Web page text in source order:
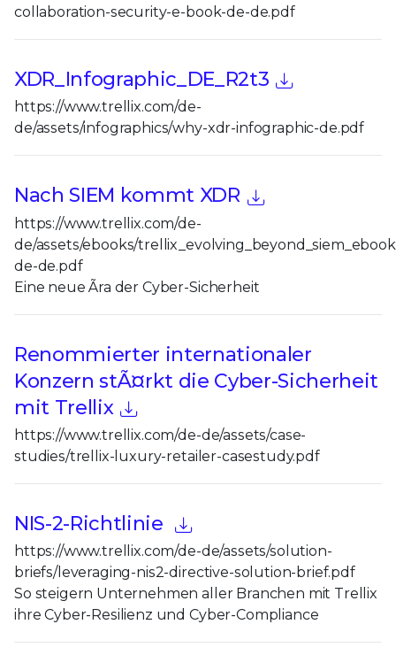
collaboration-security-e-book-de-de.pdf
XDR_Infographic_DE_R2t3
https://www.trellix.com/de-
de/assets/infographics/why-xdr-infographic-de.pdf
Nach SIEM kommt XDR
https://www.trellix.com/de-
de/assets/ebooks/
de-de.pdf
Eine neue Ãra der Cyber-Sicherheit
Renommierter internationaler
Konzern stÃ¤rkt die Cyber-Sicherheit
mit Trellix
https://www.trellix.com/de-de/assets/case-
studies/trellix-luxury-retailer-casestudy.pdf
NIS-2-Richtlinie
https://www.trellix.com/de-de/assets/solution-
briefs/leveraging-nis2-directive-solution-brief.pdf
So steigern Unternehmen aller Branchen mit Trellix
ihre Cyber-Resilienz und Cyber-Compliance